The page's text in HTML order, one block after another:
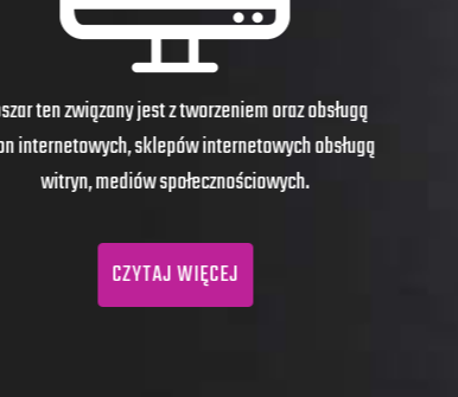
Nasi graficy opracują grafiki i rozwiązania odpowiednie
dla twoich potrzeb. Integralnie opracowany logotyp,
materiały graficzne i identyfikacja wizualna...
CZYTAJ WIĘCEJ